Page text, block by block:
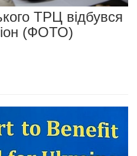
ТРЦ відбувся
(ФОТО)